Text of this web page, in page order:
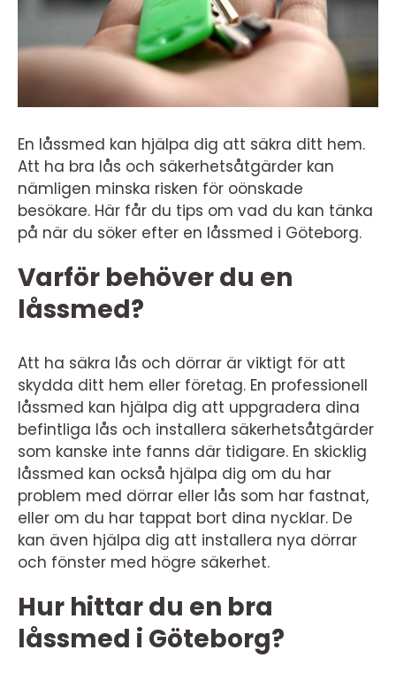
En låssmed kan hjälpa dig att säkra ditt hem.
Att ha bra lås och säkerhetsåtgärder kan
nämligen minska risken för oönskade
besökare. Här får du tips om vad du kan tänka
på när du söker efter en låssmed i Göteborg.
Varför behöver du en
låssmed?
Att ha säkra lås och dörrar är viktigt för att
skydda ditt hem eller företag. En professionell
låssmed kan hjälpa dig att uppgradera dina
befintliga lås och installera säkerhetsåtgärder
som kanske inte fanns där tidigare. En skicklig
låssmed kan också hjälpa dig om du har
problem med dörrar eller lås som har fastnat,
eller om du har tappat bort dina nycklar. De
kan även hjälpa dig att installera nya dörrar
och fönster med högre säkerhet.
Hur hittar du en bra
låssmed i Göteborg?